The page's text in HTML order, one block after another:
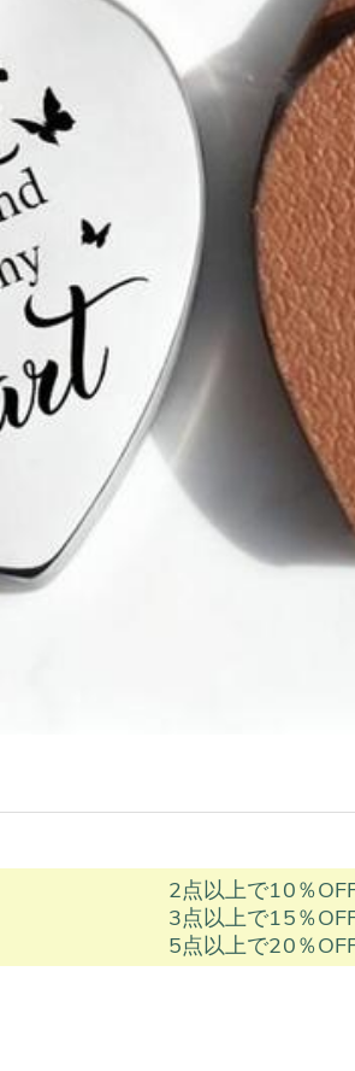
2点以上で10％
3点以上で15％
5点以上で20％